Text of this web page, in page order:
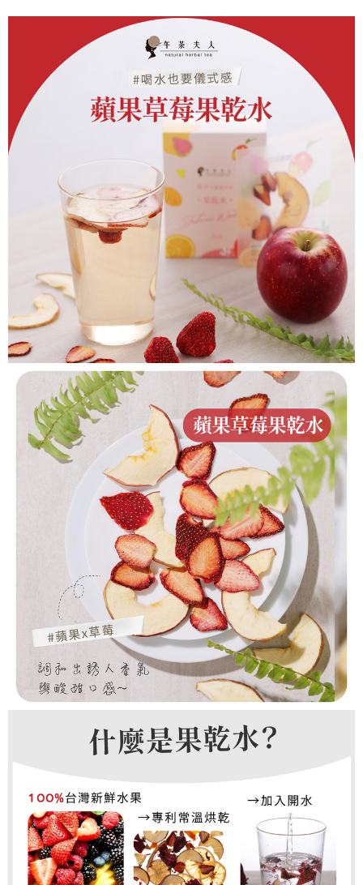
每筆NT$60，滿NT$899(含以上)免運費
付款後全家取貨
每筆NT$60，滿NT$899(含以上)免運費
萊爾富取貨付款
每筆NT$150
付款後萊爾富取貨
每筆NT$150
7-11取貨付款
每筆NT$60，滿NT$899(含以上)免運費
付款後7-11取貨
每筆NT$60，滿NT$899(含以上)免運費
宅配-本島
每筆NT$100，滿NT$1,200(含以上)免運費
宅配-離島
每筆NT$220，滿NT$2,000(含以上)免運費
海外配送 查看運費